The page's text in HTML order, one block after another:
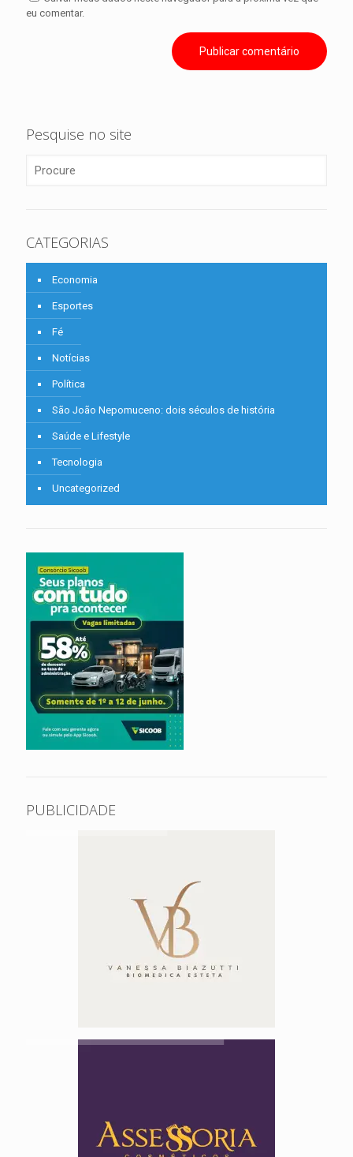
eu comentar.
Pesquise no site
CATEGORIAS
Economia
Esportes
Fé
Notícias
Política
São João Nepomuceno: dois séculos de história
Saúde e Lifestyle
Tecnologia
Uncategorized
PUBLICIDADE